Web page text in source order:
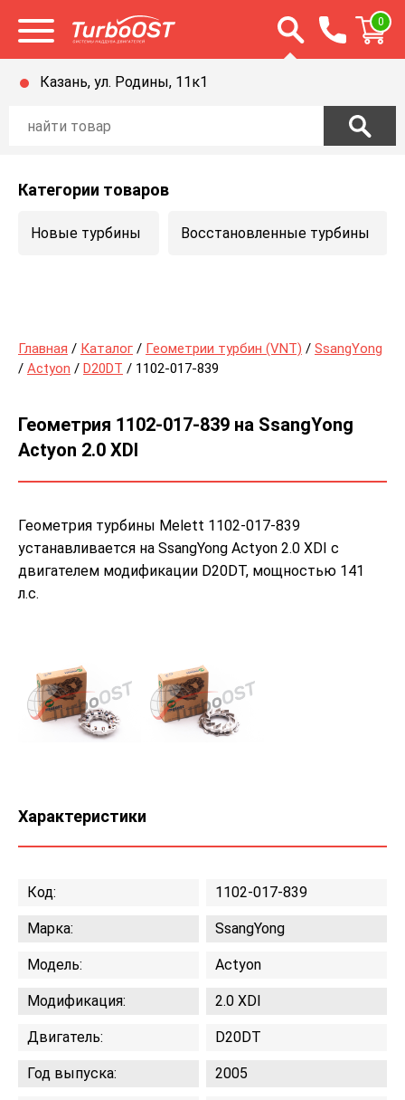
Открыть меню Открыть строку
0
Казань, ул. Родины, 11к1
Категории товаров
Новые турбины Восстановленные турбины
Главная / Каталог / Геометрии турбин (VNT) / SsangYong
/ Actyon / D20DT / 1102-017-839
Геометрия 1102-017-839 на SsangYong
Actyon 2.0 XDI
Геометрия турбины Melett 1102-017-839
устанавливается на SsangYong Actyon 2.0 XDI с
двигателем модификации D20DT, мощностью 141
л.с.
Характеристики
Код: 1102-017-839
Марка: SsangYong
Модель: Actyon
Модификация: 2.0 XDI
Двигатель: D20DT
Год выпуска: 2005